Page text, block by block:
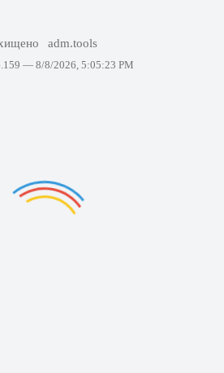
adm.tools
— 8/8/2026, 5:05:23 PM